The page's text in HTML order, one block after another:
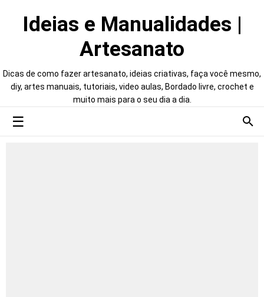
Ideias e Manualidades |
Artesanato
Dicas de como fazer artesanato, ideias criativas, faça você mesmo,
diy, artes manuais, tutoriais, video aulas, Bordado livre, crochet e
muito mais para o seu dia a dia.